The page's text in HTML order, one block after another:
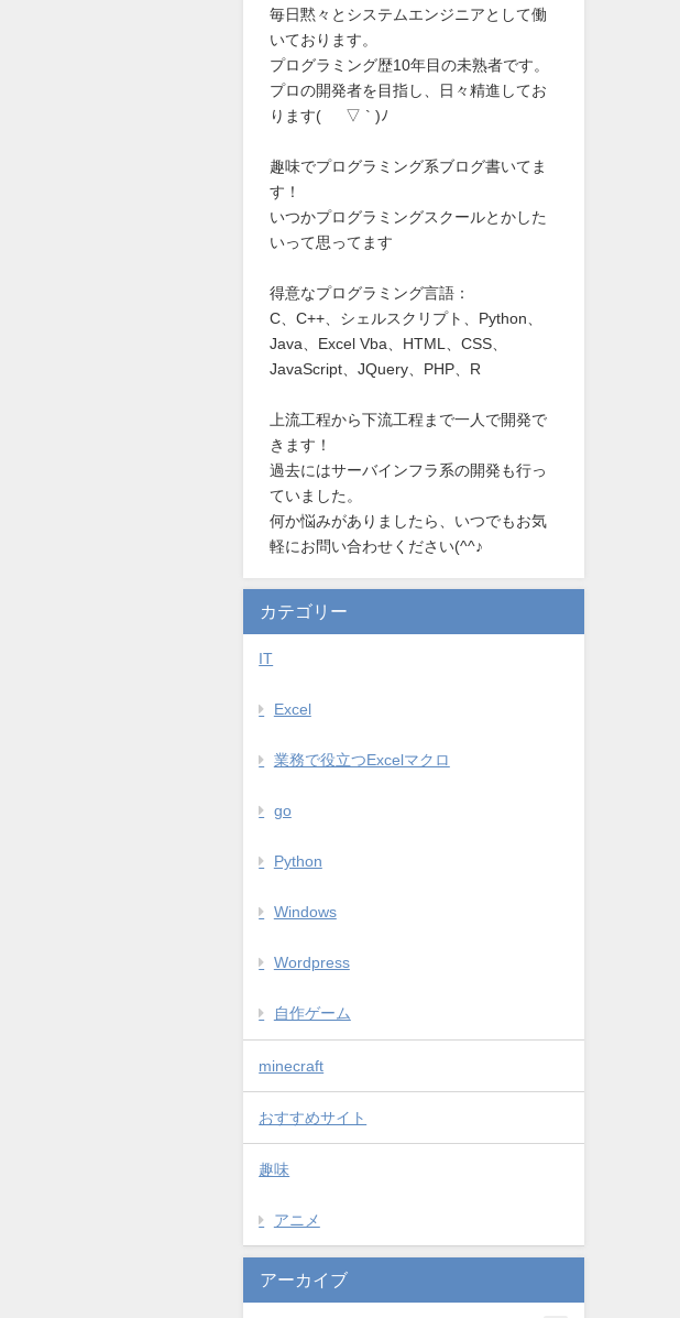
毎日黙々とシステムエンジニアとして働
いております。
プログラミング歴10年目の未熟者です。
プロの開発者を目指し、日々精進してお
ります( ´ ▽ ` )ﾉ
趣味でプログラミング系ブログ書いてま
す！
いつかプログラミングスクールとかした
いって思ってます
得意なプログラミング言語：
C、C++、シェルスクリプト、Python、
Java、Excel Vba、HTML、CSS、
JavaScript、JQuery、PHP、R
上流工程から下流工程まで一人で開発で
きます！
過去にはサーバインフラ系の開発も行っ
ていました。
何か悩みがありましたら、いつでもお気
軽にお問い合わせください(^^♪
カテゴリー
IT
Excel
業務で役立つExcelマクロ
go
Python
Windows
Wordpress
自作ゲーム
minecraft
おすすめサイト
趣味
アニメ
アーカイブ